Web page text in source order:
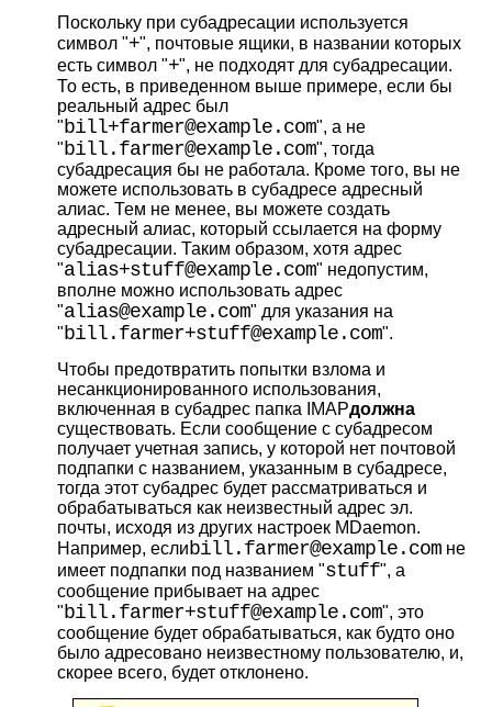
Поскольку при субадресации используется
символ "+", почтовые ящики, в названии которых
есть символ "+", не подходят для субадресации.
То есть, в приведенном выше примере, если бы
реальный адрес был
"bill+farmer@example.com", а не
"bill.farmer@example.com", тогда
субадресация бы не работала. Кроме того, вы не
можете использовать в субадресе адресный
алиас. Тем не менее, вы можете создать
адресный алиас, который ссылается на форму
субадресации. Таким образом, хотя адрес
"alias+stuff@example.com" недопустим,
вполне можно использовать адрес
"alias@example.com" для указания на
"bill.farmer+stuff@example.com".
Чтобы предотвратить попытки взлома и
несанкционированного использования,
включенная в субадрес папка IMAPдолжна
существовать. Если сообщение с субадресом
получает учетная запись, у которой нет почтовой
подпапки с названием, указанным в субадресе,
тогда этот субадрес будет рассматриваться и
обрабатываться как неизвестный адрес эл.
почты, исходя из других настроек MDaemon.
Например, еслиbill.farmer@example.com не
имеет подпапки под названием "stuff", а
сообщение прибывает на адрес
"bill.farmer+stuff@example.com", это
сообщение будет обрабатываться, как будто оно
было адресовано неизвестному пользователю, и,
скорее всего, будет отклонено.